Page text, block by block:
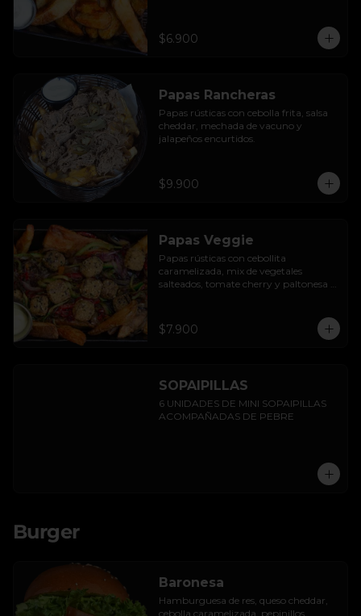
$6.900
Papas Rancheras
Papas rústicas con cebolla frita, salsa
cheddar, mechada de vacuno y
jalapeños encurtidos.
$9.900
Papas Veggie
Papas rústicas con cebollita
caramelizada, mix de vegetales
salteados, tomate cherry y paltonesa
$7.900
SOPAIPILLAS
6 UNIDADES DE MINI SOPAIPILLAS
ACOMPAÑADAS DE PEBRE
Burger
Baronesa
Hamburguesa de res, queso cheddar,
cebolla caramelizada, pepinillos,